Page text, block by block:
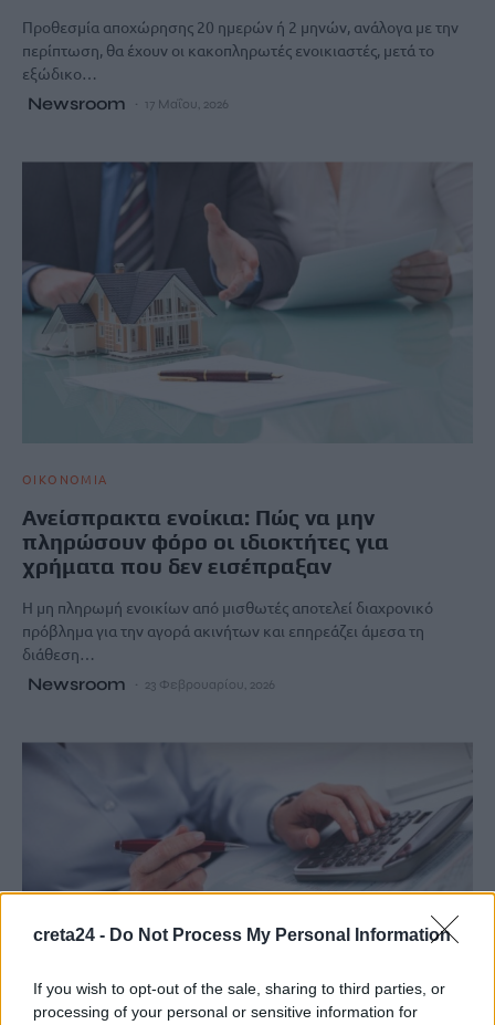
creta24 - Do Not Process My Personal Information
If you wish to opt-out of the sale, sharing to third parties, or
processing of your personal or sensitive information for
Προθεσμία αποχώρησης 20 ημερών ή 2 μηνών, ανάλογα με την
περίπτωση, θα έχουν οι κακοπληρωτές ενοικιαστές, μετά το
εξώδικο…
Newsroom 17 Μαΐου, 2026
ΟΙΚΟΝΟΜΙΑ
Ανείσπρακτα ενοίκια: Πώς να μην
πληρώσουν φόρο οι ιδιοκτήτες για
χρήματα που δεν εισέπραξαν
Η μη πληρωμή ενοικίων από μισθωτές αποτελεί διαχρονικό
πρόβλημα για την αγορά ακινήτων και επηρεάζει άμεσα τη
διάθεση…
Newsroom 23 Φεβρουαρίου, 2026